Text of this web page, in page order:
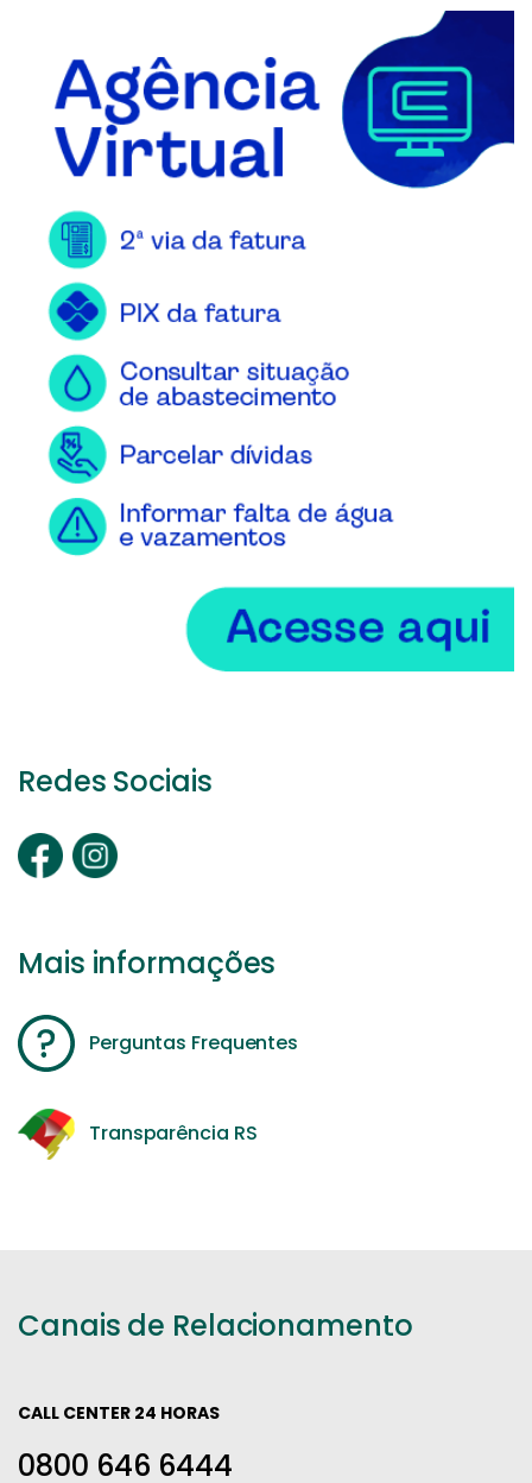
Redes Sociais
Mais informações
Perguntas Frequentes
Transparência RS
Canais de Relacionamento
CALL CENTER 24 HORAS
0800 646 6444